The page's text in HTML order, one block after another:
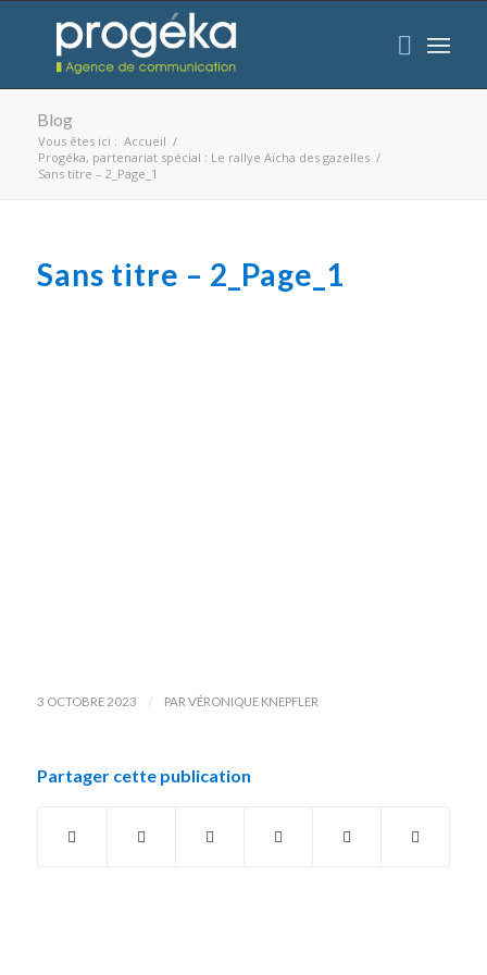
Blog
Vous êtes ici : Accueil /
Progéka, partenariat spécial : Le rallye Aïcha des gazelles /
Sans titre – 2_Page_1
Sans titre – 2_Page_1
3 OCTOBRE 2023 / PAR VÉRONIQUE KNEPFLER
Partager cette publication